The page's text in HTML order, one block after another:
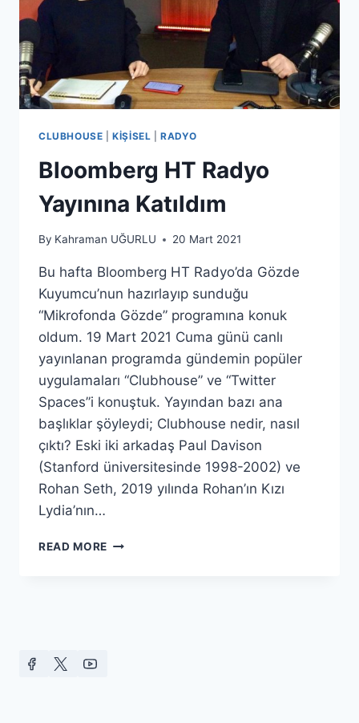
CLUBHOUSE |KIŞISEL |RADYO
Bloomberg HT Radyo
Yayınına Katıldım
By Kahraman UĞURLU 20 Mart 2021
Bu hafta Bloomberg HT Radyo’da Gözde
Kuyumcu’nun hazırlayıp sunduğu
“Mikrofonda Gözde” programına konuk
oldum. 19 Mart 2021 Cuma günü canlı
yayınlanan programda gündemin popüler
uygulamaları “Clubhouse” ve “Twitter
Spaces”i konuştuk. Yayından bazı ana
başlıklar şöyleydi; Clubhouse nedir, nasıl
çıktı? Eski iki arkadaş Paul Davison
(Stanford üniversitesinde 1998-2002) ve
Rohan Seth, 2019 yılında Rohan’ın Kızı
Lydia’nın…
READ MORE BLOOMBERG